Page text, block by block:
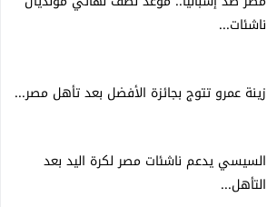
ناشئات...
زينة عمرو تتوج بجائزة الأفضل بعد تأهل مصر...
السيسي يدعم ناشئات مصر لكرة اليد بعد
التأهل...